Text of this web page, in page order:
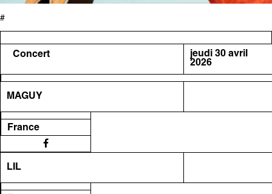
#
Concert
jeudi 30 avril
2026
MAGUY
France
LIL